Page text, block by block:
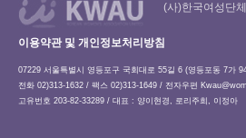
(사)한국여성단
이용약관 및 개인정보처리방침
07229 서울특별시 영등포구 국회대로 55길 6 (영등포동 7가
전화 02)313-1632 / 팩스 02)313-1649 / 전자우편
고유번호 203-82-33289 / 대표 : 양이현경, 로리주희, 이정아